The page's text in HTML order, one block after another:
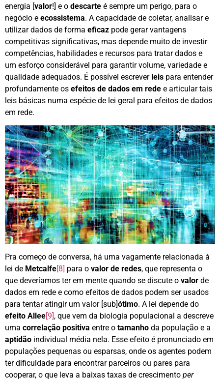
energia [valor!] e o descarte é sempre um perigo, para o
negócio e ecossistema. A capacidade de coletar, analisar e
utilizar dados de forma eficaz pode gerar vantagens
competitivas significativas, mas depende muito de investir
competências, habilidades e recursos para tratar dados e
um esforço considerável para garantir volume, variedade e
qualidade adequados. É possível escrever leis para entender
profundamente os efeitos de dados em rede e articular tais
leis básicas numa espécie de lei geral para efeitos de dados
em rede.
Pra começo de conversa, há uma vagamente relacionada à
lei de Metcalfe[8] para o valor de redes, que representa o
que deveríamos ter em mente quando se discute o valor de
dados em rede e como efeitos de dados podem ser usados
para tentar atingir um valor [sub]ótimo. A lei depende do
efeito Allee[9], que vem da biologia populacional a descreve
uma correlação positiva entre o tamanho da população e a
aptidão individual média nela. Esse efeito é pronunciado em
populações pequenas ou esparsas, onde os agentes podem
ter dificuldade para encontrar parceiros ou pares para
cooperar, o que leva a baixas taxas de crescimento per